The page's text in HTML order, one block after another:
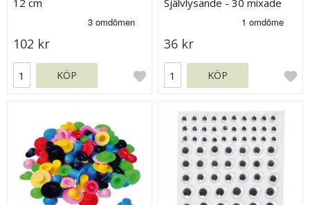
12 cm
102 kr
KÖP
Självlysande - 30 mixade
36 kr
KÖP